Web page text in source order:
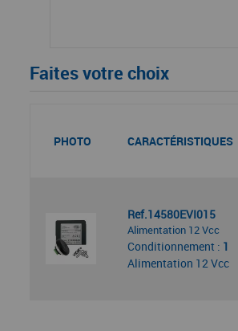
Faites votre choix
PHOTO CARACTÉRISTIQUES
Ref.14580EVI015
Alimentation 12 Vcc
Conditionnement : 1
Alimentation 12 Vcc